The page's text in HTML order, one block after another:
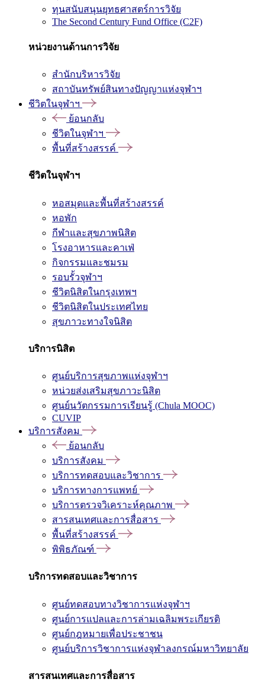
ทุนสนับสนุนยุทธศาสตร์การวิจัย
The Second Century Fund Office (C2F)
หน่วยงานด้านการวิจัย
สำนักบริหารวิจัย
สถาบันทรัพย์สินทางปัญญาแห่งจุฬาฯ
ชีวิตในจุฬาฯ
ย้อนกลับ
ชีวิตในจุฬาฯ
พื้นที่สร้างสรรค์
ชีวิตในจุฬาฯ
หอสมุดและพื้นที่สร้างสรรค์
หอพัก
กีฬาและสุขภาพนิสิต
โรงอาหารและคาเฟ่
กิจกรรมและชมรม
รอบรั้วจุฬาฯ
ชีวิตนิสิตในกรุงเทพฯ
ชีวิตนิสิตในประเทศไทย
สุขภาวะทางใจนิสิต
บริการนิสิต
ศูนย์บริการสุขภาพแห่งจุฬาฯ
หน่วยส่งเสริมสุขภาวะนิสิต
ศูนย์นวัตกรรมการเรียนรู้ (Chula MOOC)
CUVIP
บริการสังคม
ย้อนกลับ
บริการสังคม
บริการทดสอบและวิชาการ
บริการทางการแพทย์
บริการตรวจวิเคราะห์คุณภาพ
สารสนเทศและการสื่อสาร
พื้นที่สร้างสรรค์
พิพิธภัณฑ์
บริการทดสอบและวิชาการ
ศูนย์ทดสอบทางวิชาการแห่งจุฬาฯ
ศูนย์การแปลและการล่ามเฉลิมพระเกียรติ
ศูนย์กฎหมายเพื่อประชาชน
ศูนย์บริการวิชาการแห่งจุฬาลงกรณ์มหาวิทยาลัย
สารสนเทศและการสื่อสาร